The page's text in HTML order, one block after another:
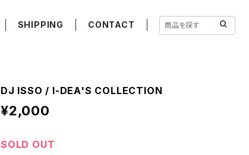
SHIPPING CONTACT
DJ ISSO / I-DEA'S COLLECTION
¥2,000
SOLD OUT